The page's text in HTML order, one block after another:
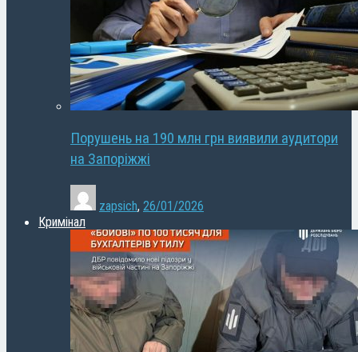
Порушень на 190 млн грн виявили аудитори
на Запоріжжі
zapsich, 26/01/2026
Кримінал